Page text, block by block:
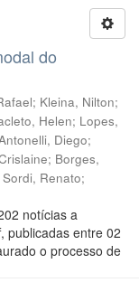
do
; Kleina, Nilton;
Helen; Lopes,
Diego;
; Borges,
Sordi, Renato;
notícias a
publicadas entre 02
o processo de